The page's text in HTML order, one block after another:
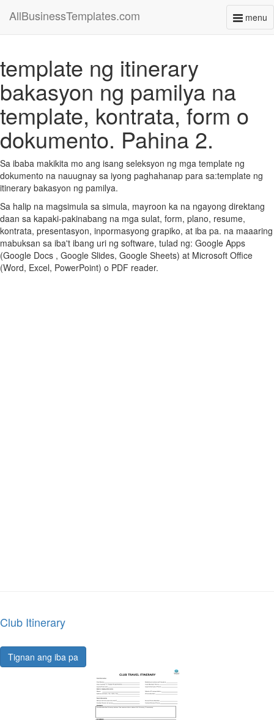
menu
AllBusinessTemplates.com
template ng itinerary
bakasyon ng pamilya na
template, kontrata, form o
dokumento. Pahina 2.
Sa ibaba makikita mo ang isang seleksyon ng mga template ng
dokumento na nauugnay sa iyong paghahanap para sa:template ng
itinerary bakasyon ng pamilya.
Sa halip na magsimula sa simula, mayroon ka na ngayong direktang
daan sa kapaki-pakinabang na mga sulat, form, plano, resume,
kontrata, presentasyon, inpormasyong grapiko, at iba pa. na maaaring
mabuksan sa iba't ibang uri ng software, tulad ng: Google Apps
(Google Docs , Google Slides, Google Sheets) at Microsoft Office
(Word, Excel, PowerPoint) o PDF reader.
Club Itinerary
Tignan ang iba pa